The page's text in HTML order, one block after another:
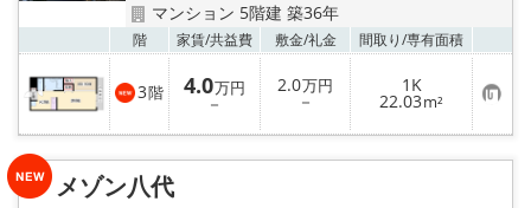
マンション 5階建 築36年
階 家賃/共益費 敷金/礼金 間取り/専有面積
3階 4.0万円
－
2.0万円
－
1K
22.03m² お
気
に
り
メゾン八代